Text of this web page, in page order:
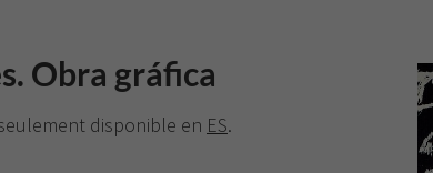
Obra gráfica
disponible en ES.